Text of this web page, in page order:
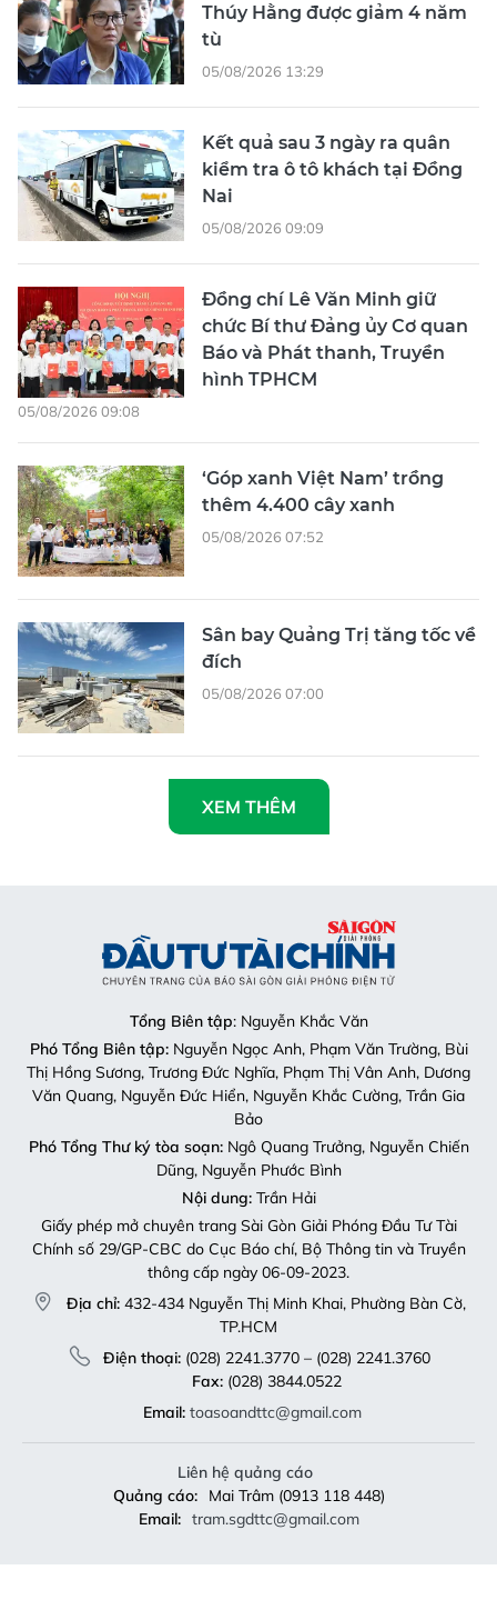
Thúy Hằng được giảm 4 năm
tù
05/08/2026 13:29
Kết quả sau 3 ngày ra quân
kiểm tra ô tô khách tại Đồng
Nai
05/08/2026 09:09
Đồng chí Lê Văn Minh giữ
chức Bí thư Đảng ủy Cơ quan
Báo và Phát thanh, Truyền
hình TPHCM
05/08/2026 09:08
‘Góp xanh Việt Nam’ trồng
thêm 4.400 cây xanh
05/08/2026 07:52
Sân bay Quảng Trị tăng tốc về
đích
05/08/2026 07:00
XEM THÊM
Tổng Biên tập: Nguyễn Khắc Văn
Phó Tổng Biên tập:Nguyễn Ngọc Anh, Phạm Văn Trường, Bùi
Thị Hồng Sương, Trương Đức Nghĩa, Phạm Thị Vân Anh, Dương
Văn Quang, Nguyễn Đức Hiển, Nguyễn Khắc Cường, Trần Gia
Bảo
Phó Tổng Thư ký tòa soạn:Ngô Quang Trưởng, Nguyễn Chiến
Dũng, Nguyễn Phước Bình
Nội dung:Trần Hải
Giấy phép mở chuyên trang Sài Gòn Giải Phóng Đầu Tư Tài
Chính số 29/GP-CBC do Cục Báo chí, Bộ Thông tin và Truyền
thông cấp ngày 06-09-2023.
Địa chỉ: 432-434 Nguyễn Thị Minh Khai, Phường Bàn Cờ,
TP.HCM
Điện thoại:(028) 2241.3770 – (028) 2241.3760
Fax:(028) 3844.0522
Email: toasoandttc@gmail.com
Liên hệ quảng cáo
Quảng cáo:
Mai Trâm (0913 118 448)
Email: tram.sgdttc@gmail.com